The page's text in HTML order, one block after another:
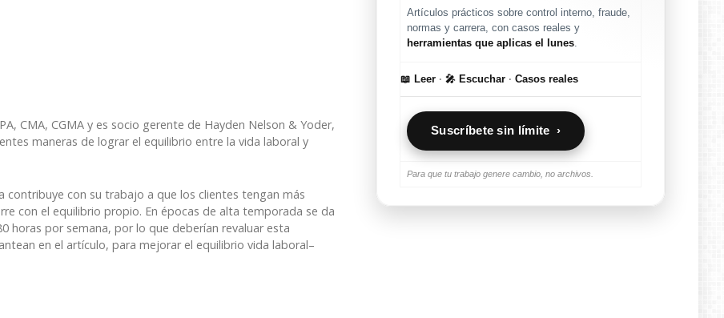
CMA, CGMA y es socio gerente de Hayden Nelson & Yoder,
maneras de lograr el equilibrio entre la vida laboral y
con su trabajo a que los clientes tengan más
con el equilibrio propio. En épocas de alta temporada se da
horas por semana, por lo que deberían revaluar esta
en el artículo, para mejorar el equilibrio vida laboral–
Artículos prácticos sobre control interno, fraude,
normas y carrera, con casos reales y
herramientas que aplicas el lunes
📖 Leer · 🎤 Escuchar · Casos reales
Suscríbete sin límite ›
Para que tu trabajo genere cambio, no archivos.